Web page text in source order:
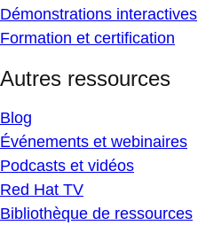
Démonstrations interactives
Formation et certification
Autres ressources
Blog
Événements et webinaires
Podcasts et vidéos
Red Hat TV
Bibliothèque de ressources